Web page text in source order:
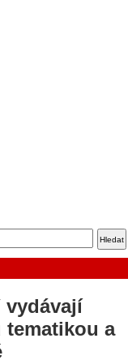
vydávají
a